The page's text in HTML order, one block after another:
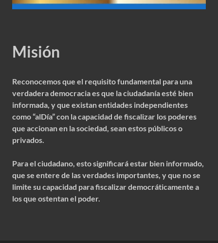
Misión
Reconocemos que el requisito fundamental para una
verdadera democracia es que la ciudadanía esté bien
informada, y que existan entidades independientes
como “alDía” con la capacidad de fiscalizar los poderes
que accionan en la sociedad, sean estos públicos o
privados.
Para el ciudadano, esto significará estar bien informado,
que se entere de las verdades importantes, y que no se
limite su capacidad para fiscalizar democráticamente a
los que ostentan el poder.